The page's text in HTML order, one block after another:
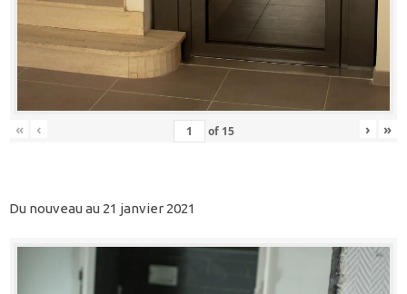
« ‹ of 15 › »
Du nouveau au 21 janvier 2021